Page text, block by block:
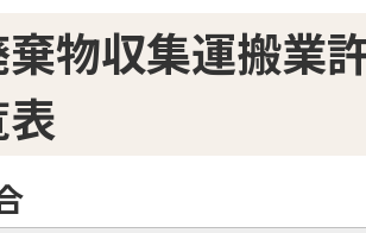
物収集運搬業